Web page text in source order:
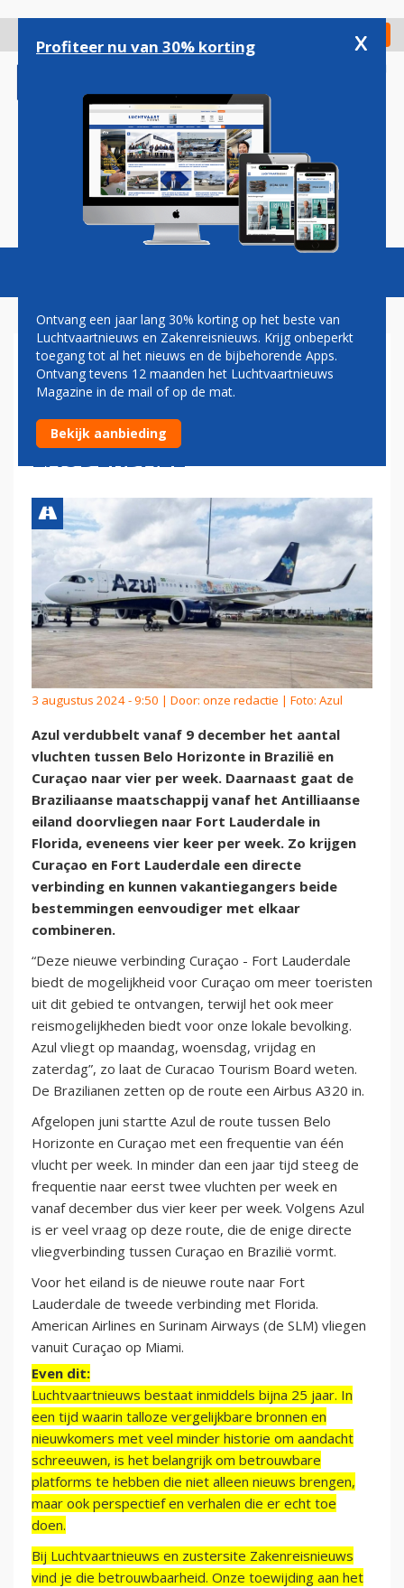
gaan
Check in
Magazine Podcasts Vacatures
AZUL BREIDT UIT OP
CURAÇAO, ONDER MEER MET
NIEUWE ROUTE NAAR FORT
LAUDERDALE
3 augustus 2024 - 9:50 | Door: onze redactie | Foto: Azul
Azul verdubbelt vanaf 9 december het aantal
vluchten tussen Belo Horizonte in Brazilië en
Curaçao naar vier per week. Daarnaast gaat de
Braziliaanse maatschappij vanaf het Antilliaanse
eiland doorvliegen naar Fort Lauderdale in
Florida, eveneens vier keer per week. Zo krijgen
Curaçao en Fort Lauderdale een directe
verbinding en kunnen vakantiegangers beide
bestemmingen eenvoudiger met elkaar
combineren.
“Deze nieuwe verbinding Curaçao - Fort Lauderdale
biedt de mogelijkheid voor Curaçao om meer toeristen
uit dit gebied te ontvangen, terwijl het ook meer
reismogelijkheden biedt voor onze lokale bevolking.
Azul vliegt op maandag, woensdag, vrijdag en
zaterdag”, zo laat de Curacao Tourism Board weten.
De Brazilianen zetten op de route een Airbus A320 in.
Afgelopen juni startte Azul de route tussen Belo
Horizonte en Curaçao met een frequentie van één
vlucht per week. In minder dan een jaar tijd steeg de
frequentie naar eerst twee vluchten per week en
vanaf december dus vier keer per week. Volgens Azul
is er veel vraag op deze route, die de enige directe
vliegverbinding tussen Curaçao en Brazilië vormt.
Voor het eiland is de nieuwe route naar Fort
Lauderdale de tweede verbinding met Florida.
American Airlines en Surinam Airways (de SLM) vliegen
vanuit Curaçao op Miami.
Even dit:
Luchtvaartnieuws bestaat inmiddels bijna 25 jaar. In
een tijd waarin talloze vergelijkbare bronnen en
nieuwkomers met veel minder historie om aandacht
schreeuwen, is het belangrijk om betrouwbare
platforms te hebben die niet alleen nieuws brengen,
maar ook perspectief en verhalen die er echt toe
doen.
Bij Luchtvaartnieuws en zustersite Zakenreisnieuws
vind je die betrouwbaarheid. Onze toewijding aan het
Profiteer nu van 30% korting x
Ontvang een jaar lang 30% korting op het beste van
Luchtvaartnieuws en Zakenreisnieuws. Krijg onbeperkt
toegang tot al het nieuws en de bijbehorende Apps.
Ontvang tevens 12 maanden het Luchtvaartnieuws
Magazine in de mail of op de mat.
Bekijk aanbieding